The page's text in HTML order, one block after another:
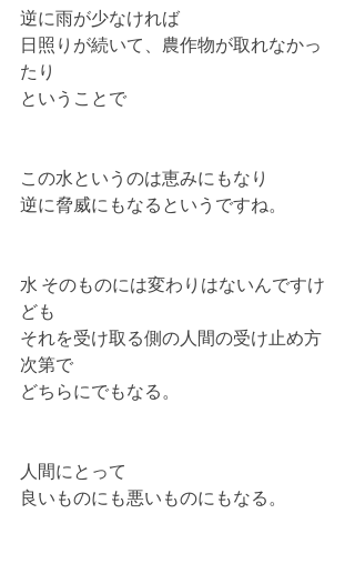
逆に雨が少なければ
日照りが続いて、農作物が取れなかっ
たり
ということで
この水というのは恵みにもなり
逆に脅威にもなるというですね。
水 そのものには変わりはないんですけ
ども
それを受け取る側の人間の受け止め方
次第で
どちらにでもなる。
人間にとって
良いものにも悪いものにもなる。